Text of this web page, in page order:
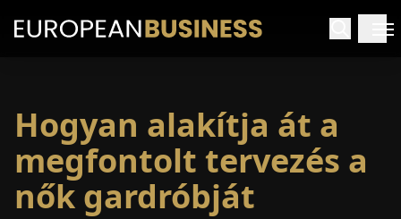
Hogyan alakítja át a
megfontolt tervezés a
nők gardróbját